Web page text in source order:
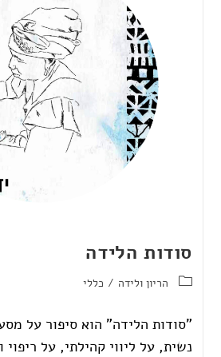
סודות הלידה
הריון ולידה / כללי
"סודות הלידה" הוא סיפור על
נשית, על ליווי קהילתי, על